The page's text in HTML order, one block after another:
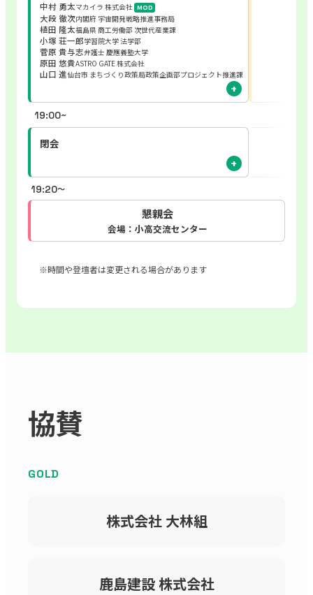
中村 勇太マカイラ 株式会社 MOD
大段 徹次内閣府 宇宙開発戦略推進事務局
植田 隆太福島県 商工労働部 次世代産業課
小塚 荘一郎学習院大学 法学部
菅原 貴与志弁護士 慶應義塾大学
原田 悠貴ASTRO GATE 株式会社
山口 進仙台市 まちづくり政策局政策企画部プロジェクト推進課
19:00~
閉会
19:20〜
懇親会
会場：小高交流センター
※時間や登壇者は変更される場合があります
協賛
GOLD
株式会社 大林組
鹿島建設 株式会社